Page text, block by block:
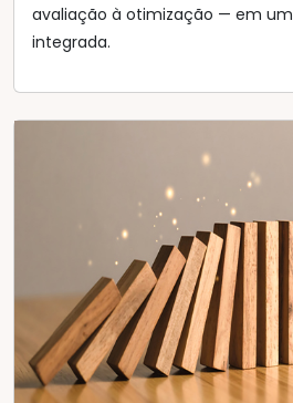
avaliação à otimização — em
integrada.